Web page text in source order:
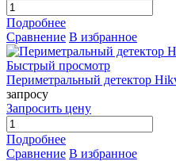
Подробнее
Сравнение В избранное
Быстрый просмотр
Периметральный детектор
запросу
Запросить цену
Подробнее
Сравнение В избранное